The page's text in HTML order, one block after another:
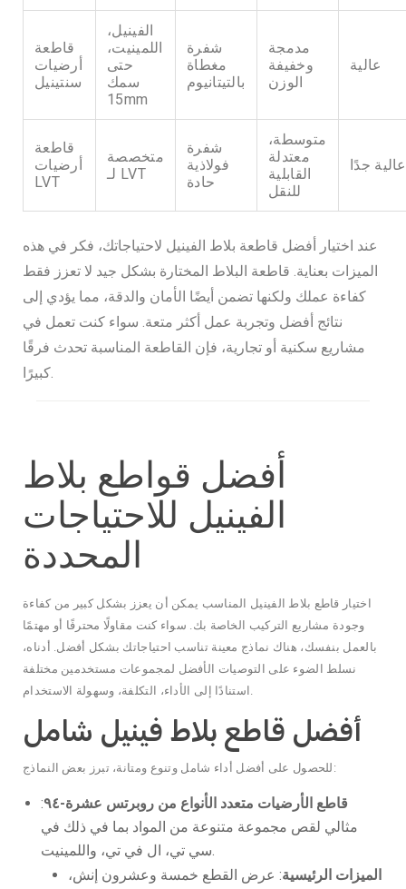
قاطعة
أرضيات
سنتينيل
الفينيل،
اللمينيت،
حتى
سمك
15mm
شفرة
مغطاة
بالتيتانيوم
مدمجة
وخفيفة
الوزن
عالية
قاطعة
أرضيات
LVT
متخصصة
لـ LVT
شفرة
فولاذية
حادة
متوسطة،
معتدلة
القابلية
للنقل
عالية جدًا
عند اختيار أفضل قاطعة بلاط الفينيل لاحتياجاتك، فكر في هذه
الميزات بعناية. قاطعة البلاط المختارة بشكل جيد لا تعزز فقط
كفاءة عملك ولكنها تضمن أيضًا الأمان والدقة، مما يؤدي إلى
نتائج أفضل وتجربة عمل أكثر متعة. سواء كنت تعمل في
مشاريع سكنية أو تجارية، فإن القاطعة المناسبة تحدث فرقًا
أفضل قواطع بلاط
الفينيل للاحتياجات
المحددة
اختيار قاطع بلاط الفينيل المناسب يمكن أن يعزز بشكل كبير من كفاءة
وجودة مشاريع التركيب الخاصة بك. سواء كنت مقاولًا محترفًا أو مهتمًا
بالعمل بنفسك، هناك نماذج معينة تناسب احتياجاتك بشكل أفضل. أدناه،
نسلط الضوء على التوصيات الأفضل لمجموعات مستخدمين مختلفة
استنادًا إلى الأداء، التكلفة، وسهولة الاستخدام.
أفضل قاطع بلاط فينيل شامل
للحصول على أفضل أداء شامل وتنوع ومتانة، تبرز بعض النماذج:
قاطع الأرضيات متعدد الأنواع من روبرتس عشرة-٩٤
:
مثالي لقص مجموعة متنوعة من المواد بما في ذلك في
سي تي، ال في تي، واللمينيت.
الميزات الرئيسية: عرض القطع خمسة وعشرون إنش،